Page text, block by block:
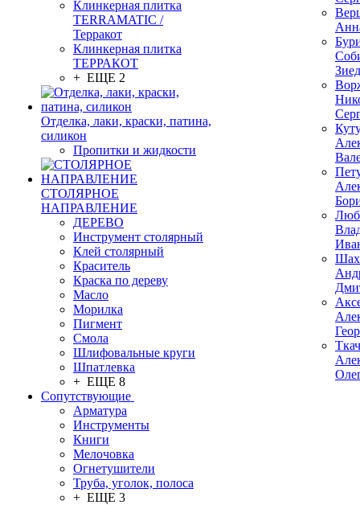
Клинкерная плитка
TERRAMATIC /
Терракот
Клинкерная плитка
ТЕРРАКОТ
+ ЕЩЕ 2
Отделка, лаки, краски, патина,
силикон
Пропитки и жидкости
СТОЛЯРНОЕ
НАПРАВЛЕНИЕ
ДЕРЕВО
Инструмент столярный
Клей столярный
Краситель
Краска по дереву
Масло
Морилка
Пигмент
Смола
Шлифовальные круги
Шпатлевка
+ ЕЩЕ 8
Сопутствующие
Арматура
Инструменты
Книги
Мелочовка
Огнетушители
Труба, уголок, полоса
+ ЕЩЕ 3